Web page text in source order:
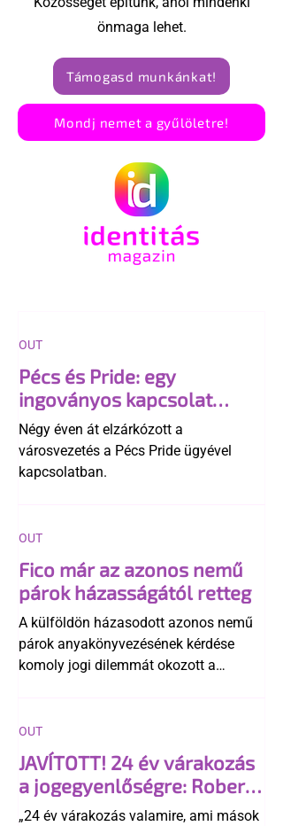
önmaga lehet.
Támogasd munkánkat!
Mondj nemet a gyűlöletre!
Pécs és Pride: egy
ingoványos kapcsolat
története
Négy éven át elzárkózott a
városvezetés a Pécs Pride ügyével
kapcsolatban.
OUT
Fico már az azonos nemű
párok házasságától retteg
A külföldön házasodott azonos nemű
párok anyakönyvezésének kérdése
komoly jogi dilemmát okozott a
egyértelműen tiltja a házasságuk
elismerését. Közben az ellenzéken belül
is vita robbant ki arról, hogy vissza
kellene-e vonni a kormány konzervatív
alkotmánymódosítását
OUT
JAVÍTOTT! 24 év várakozás
a jogegyenlőségre: Robert
Biedroń megindító üzenete
„24 év várakozás valamire, ami mások
OUT